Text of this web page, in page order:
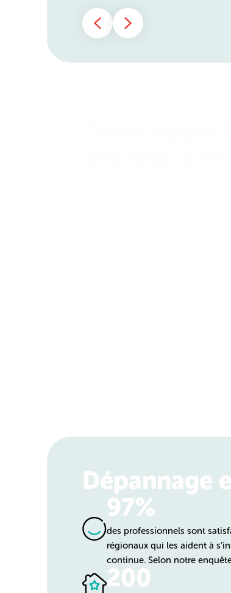
Dépannage
97%
des professionnels sont
régionaux qui les aident à
continue. Selon notre
200